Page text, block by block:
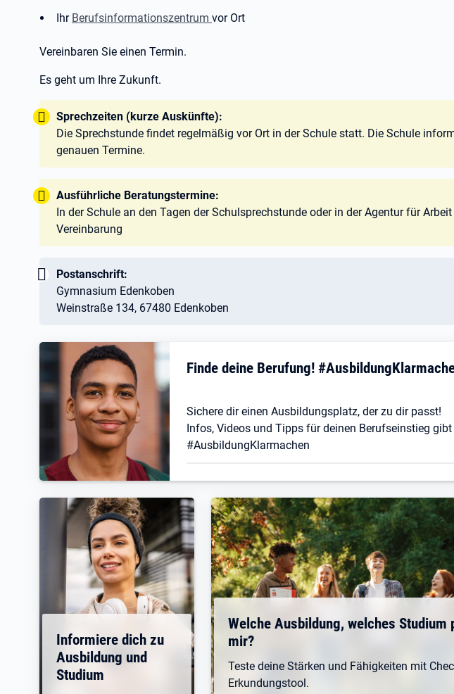
Ihr Berufsinformationszentrum vor Ort
Vereinbaren Sie einen Termin.
Es geht um Ihre Zukunft.
Tipp:
Sprechzeiten (kurze Auskünfte):
Die Sprechstunde findet regelmäßig vor Ort in der Schule statt. Die Schule
genauen Termine.
Tipp:
Ausführliche Beratungstermine:
In der Schule an den Tagen der Schulsprechstunde oder in der Agentur für
Vereinbarung
Wichtig:
Postanschrift:
Gymnasium Edenkoben
Weinstraße 134, 67480 Edenkoben
Finde deine Berufung!
Sichere dir einen Ausbildungsplatz, der zu dir passt!
Infos, Videos und Tipps für deinen Berufseinstieg
#AusbildungKlarmachen
Informiere dich zu
Ausbildung und
Studium
Welche Ausbildung, welches Studium
mir?
Teste deine Stärken und Fähigkeiten mit
Erkundungstool.